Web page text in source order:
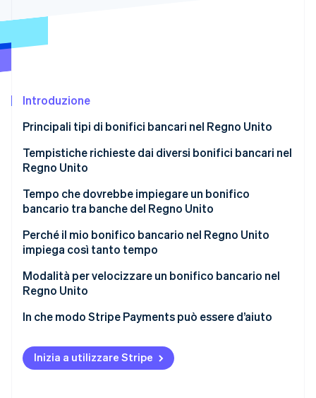
Prevenzione delle frodi
Climate
Identity
Verifica online dell'identità
Stripe Sessions 2026
Scopri come Stripe sta costruendo l'infrastruttura
Guarda ora
Introduzione
Principali tipi di bonifici bancari nel Regno Unito
Tempistiche richieste dai diversi bonifici bancari nel
Regno Unito
Faster Payments
Bacs
Tempo che dovrebbe impiegare un bonifico
bancario tra banche del Regno Unito
Perché il mio bonifico bancario nel Regno Unito
impiega così tanto tempo
Modalità per velocizzare un bonifico bancario nel
Regno Unito
In che modo Stripe Payments può essere d’aiuto
Inizia a utilizzare Stripe